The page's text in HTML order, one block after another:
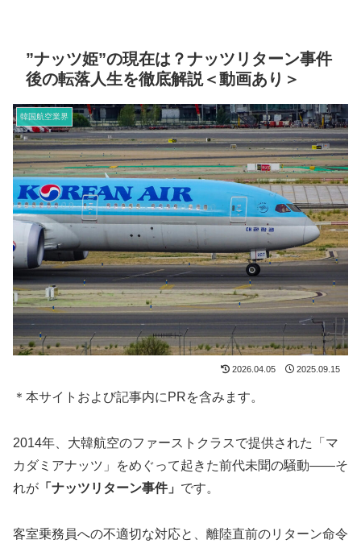
”ナッツ姫”の現在は？ナッツリターン事件
後の転落人生を徹底解説＜動画あり＞
韓国航空業界
2026.04.05 2025.09.15
＊本サイトおよび記事内にPRを含みます。
2014年、大韓航空のファーストクラスで提供された「マ
カダミアナッツ」をめぐって起きた前代未聞の騒動――そ
れが 「ナッツリターン事件」 です。
客室乗務員への不適切な対応と、離陸直前のリターン命令